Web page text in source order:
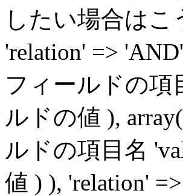
したい場合はこ
'relation' =>
フィールドの項
ルドの値 ),
ルドの項目名
値 ) ), 'relation'